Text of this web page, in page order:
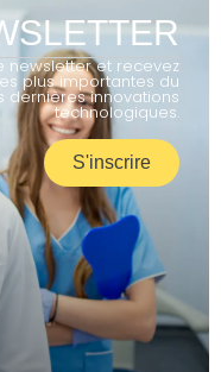
newsletter et recevez
plus importantes du
dernières innovations
technologiques.
S'inscrire